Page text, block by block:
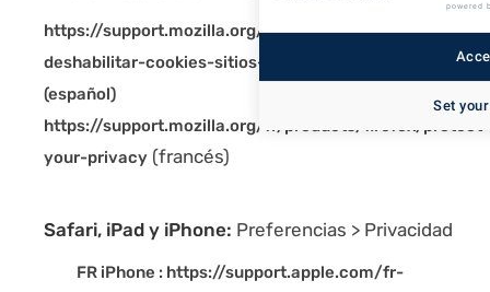
https://support.mozilla.org/es/kb/habilitar-y-
deshabilitar-cookies-sitios-web-rastrear-preferencias
(español)
https://support.mozilla.org/fr/products/firefox/protect-
your-privacy (francés)
Safari, iPad y iPhone: Preferencias > Privacidad
FR iPhone : https://support.apple.com/fr-
powered
Set